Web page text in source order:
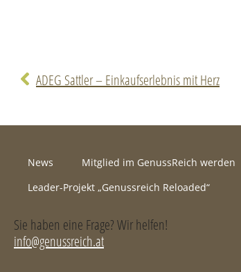
ADEG Sattler – Einkaufserlebnis mit Herz
News Mitglied im GenussReich werden
Leader-Projekt „Genussreich Reloaded“
Sie haben eine Frage? Wir helfen!
info@genussreich.at